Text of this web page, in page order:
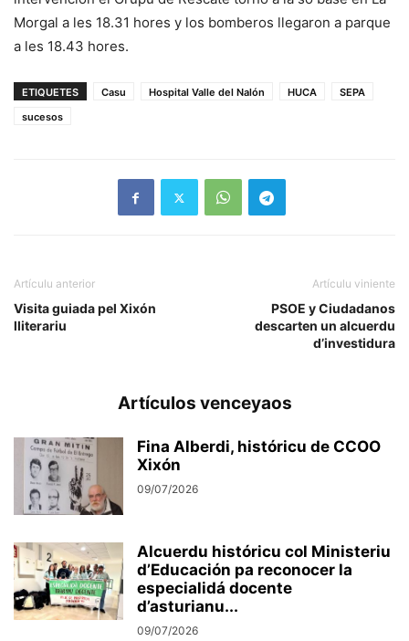
Morgal a les 18.31 hores y los bomberos llegaron a parque
a les 18.43 hores.
ETIQUETES Casu Hospital Valle del Nalón HUCA
SEPA
sucesos
Artículu anterior
Visita guiada pel Xixón
lliterariu
Artículu viniente
PSOE y Ciudadanos
descarten un alcuerdu
d’investidura
Artículos venceyaos
Fina Alberdi, históricu de CCOO
Xixón
09/07/2026
Alcuerdu históricu col Ministeriu
d’Educación pa reconocer la
especialidá docente
d’asturianu...
09/07/2026